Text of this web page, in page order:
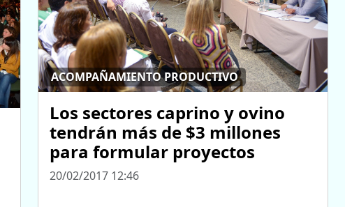
ACOMPAÑAMIENTO PRODUCTIVO
Los sectores caprino y ovino
tendrán más de $3 millones
para formular proyectos
20/02/2017 12:46